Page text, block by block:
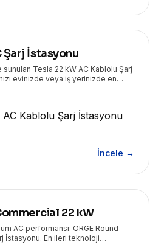
Şarj İstasyonu
Tesla 22 kW AC Kablolu Şarj
evinizde veya iş yerinizde en
İncele →
22 kW
AC performansı: ORGE Round
İstasyonu. En ileri teknoloji